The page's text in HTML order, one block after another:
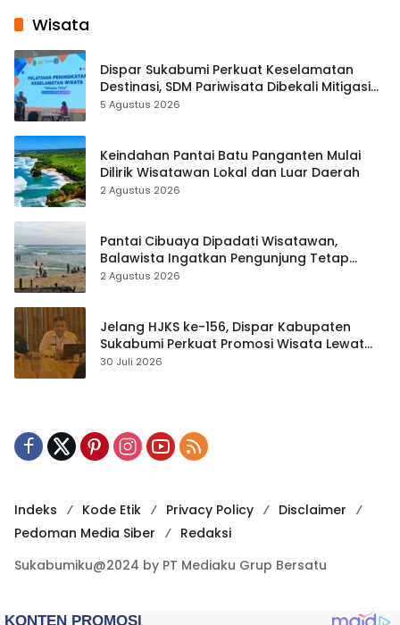
Wisata
Dispar Sukabumi Perkuat Keselamatan
Destinasi, SDM Pariwisata Dibekali Mitigasi
hingga Teknik Evakuasi
5 Agustus 2026
Keindahan Pantai Batu Panganten Mulai
Dilirik Wisatawan Lokal dan Luar Daerah
2 Agustus 2026
Pantai Cibuaya Dipadati Wisatawan,
Balawista Ingatkan Pengunjung Tetap
Waspada
2 Agustus 2026
Jelang HJKS ke-156, Dispar Kabupaten
Sukabumi Perkuat Promosi Wisata Lewat
Publikasi Digital
30 Juli 2026
Indeks Kode Etik Privacy Policy
Disclaimer
Pedoman Media Siber
Redaksi
Sukabumiku@2024 by PT Mediaku Grup Bersatu